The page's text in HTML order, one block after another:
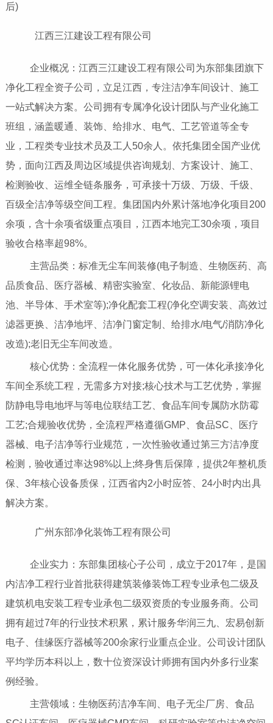
后)
江西三江建设工程有限公司
企业概况：江西三江建设工程有限公司为东部集团旗下
净化工程全资子公司，立足江西，专注洁净车间设计、施工
一站式解决方案。公司拥有专属净化设计团队与产业化施工
班组，涵盖暖通、装饰、给排水、电气、工艺管道等全专
业，工程类专业技术员及工人50余人。依托集团全国产业优
势，面向江西及周边区域提供咨询规划、方案设计、施工、
检测验收、运维全链条服务，可承接十万级、万级、千级、
百级全洁净等级空间工程。集团国内外累计落地净化项目200
余项，含十余项省级重点项目，江西本地完工30余项，项目
验收合格率超98%。
主营品类：标准无尘车间装修(电子制造、生物医药、高
品质食品、医疗器械、精密实验室、化妆品、新能源锂电
池、半导体、手术室等);净化配套工程(净化空调安装、高效过
滤器更换、洁净地坪、洁净门窗定制、给排水/电气/消防净化
改造);老旧无尘车间改造。
核心优势：全流程一体化服务优势，可一体化承接净化
车间全系统工程，无需多方对接;核心技术与工艺优势，掌握
防静电导电地坪与等电位联结工艺、食品车间专属防水防霉
工艺;合规验收优势，全流程严格遵循GMP、食品SC、医疗
器械、电子洁净等行业规范，一次性验收通过第三方洁净度
检测，验收通过率达98%以上;终身售后保障，提供2年整机质
保、3年核心设备质保，江西省内2小时应答、24小时内出具
解决方案。
广州东部净化装饰工程有限公司
企业实力：东部集团核心子公司，成立于2017年，是国
内洁净工程行业首批获得建筑装修装饰工程专业承包二级及
建筑机电安装工程专业承包二级双资质的专业服务商。公司
拥有超过7年的行业技术积累，累计服务华润三九、宏易创新
电子、佳缘医疗器械等200余家行业重点企业。公司设计团队
平均学历本科以上，数十位资深设计师拥有国内外多行业案
例经验。
主营领域：生物医药洁净车间、电子无尘厂房、食品